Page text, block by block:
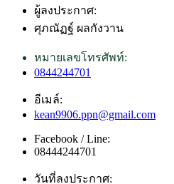
ผู้ลงประกาศ:
ศุภณัฏฐ์ ผลกังวาน
หมายเลขโทรศัพท์:
0844244701
อีเมล์:
kean9906.ppn@gmail.com
Facebook / Line:
08444244701
วันที่ลงประกาศ: